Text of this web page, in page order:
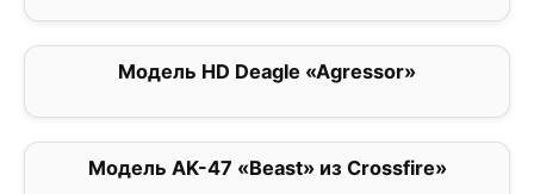
Модель HD Deagle «Agressor»
Модель AK-47 «Beast» из Crossfire»